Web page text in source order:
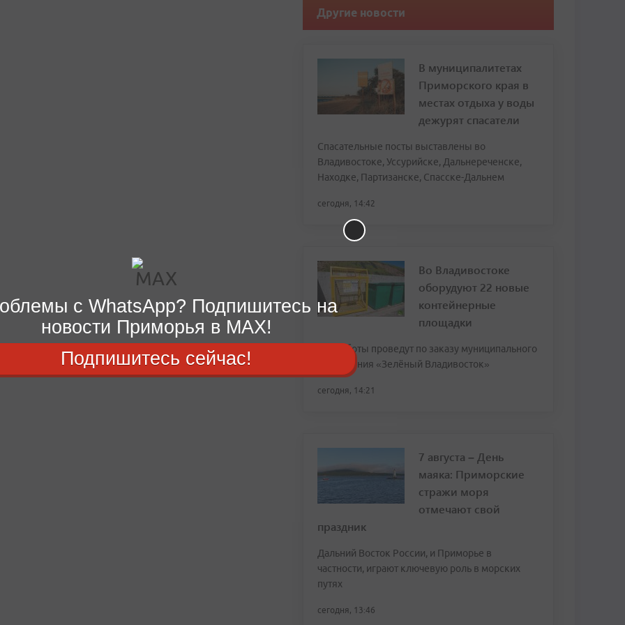
Другие новости
В муниципалитетах
Приморского края в
местах отдыха у воды
дежурят спасатели
Спасательные посты выставлены во
Владивостоке, Уссурийске, Дальнереченске,
Находке, Партизанске, Спасске-Дальнем
сегодня, 14:42
Во Владивостоке
оборудуют 22 новые
контейнерные
площадки
Эти работы проведут по заказу муниципального
учреждения «Зелёный Владивосток»
сегодня, 14:21
7 августа – День
маяка: Приморские
стражи моря
отмечают свой
праздник
Дальний Восток России, и Приморье в
частности, играют ключевую роль в морских
путях
сегодня, 13:46
с WhatsApp? Подпишитесь на
новости Приморья в MAX!
Подпишитесь сейчас!